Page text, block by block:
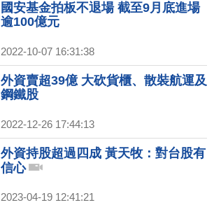
國安基金拍板不退場 截至9月底進場
逾100億元
2022-10-07 16:31:38
外資賣超39億 大砍貨櫃、散裝航運及
鋼鐵股
2022-12-26 17:44:13
外資持股超過四成 黃天牧：對台股有
信心
2023-04-19 12:41:21